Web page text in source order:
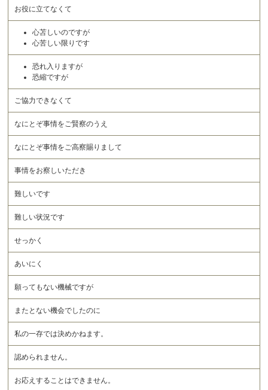
お役に立てなくて
心苫しいのですが
心苦しい限りです
恐れ入りますが
恐縮ですが
ご協力できなくて
なにとぞ事情をご賢察のうえ
なにとぞ事情をご高察賜りまして
事情をお察しいただき
難しいです
難しい状況です
せっかく
あいにく
願ってもない機械ですが
またとない機会でしたのに
私の一存では決めかねます。
認められません。
お応えすることはできません。